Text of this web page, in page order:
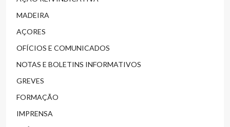
MADEIRA
AÇORES
OFÍCIOS E COMUNICADOS
NOTAS E BOLETINS INFORMATIVOS
GREVES
FORMAÇÃO
IMPRENSA